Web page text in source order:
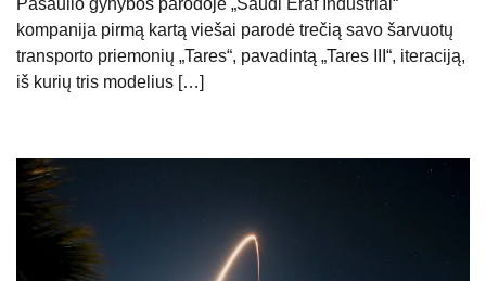
Pasaulio gynybos parodoje „Saudi Eraf Industrial“
kompanija pirmą kartą viešai parodė trečią savo šarvuotų
transporto priemonių „Tares“, pavadintą „Tares III“, iteraciją,
iš kurių tris modelius […]